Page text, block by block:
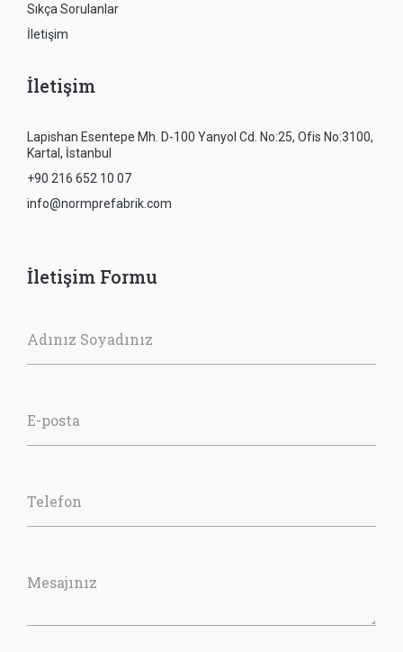
Sıkça Sorulanlar
İletişim
İletişim
Lapishan Esentepe Mh. D-100 Yanyol Cd. No:25, Ofis No:3100,
Kartal, İstanbul
+90 216 652 10 07
info@normprefabrik.com
İletişim Formu
Adınız Soyadınız
E-posta
Telefon
Mesajınız